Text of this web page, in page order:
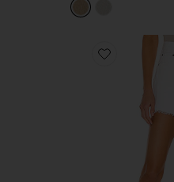
Favorite